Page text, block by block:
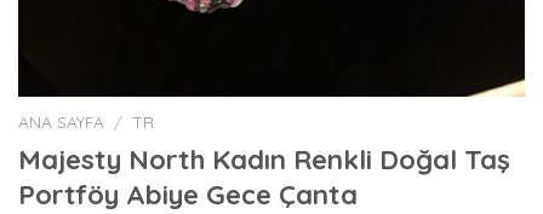
ANA SAYFA / TR
Majesty North Kadın Renkli Doğal Taş
Portföy Abiye Gece Çanta